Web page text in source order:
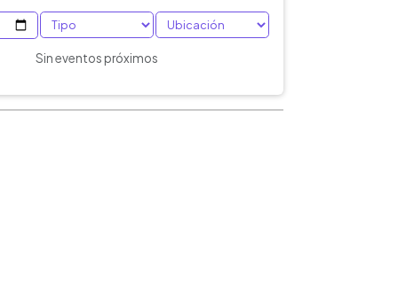
Sin eventos próximos